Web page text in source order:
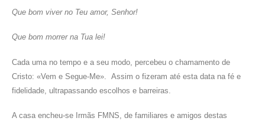
Que bom viver no Teu amor, Senhor!
Que bom morrer na Tua lei!
Cada uma no tempo e a seu modo, percebeu o chamamento de
Cristo: «Vem e Segue-Me». Assim o fizeram até esta data na fé e
fidelidade, ultrapassando escolhos e barreiras.
A casa encheu-se Irmãs FMNS, de familiares e amigos destas